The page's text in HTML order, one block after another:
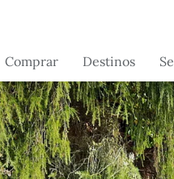
Comprar
Brasil
Suiza
Portugal -
Próximamente
France -
Destinos
Brasil
França
Portugal